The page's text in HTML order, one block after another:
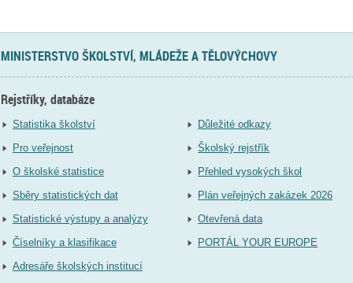
MINISTERSTVO ŠKOLSTVÍ, MLÁDEŽE A TĚLOVÝCHOVY
Rejstříky, databáze
Statistika školství
Pro veřejnost
O školské statistice
Sběry statistických dat
Statistické výstupy a analýzy
Číselníky a klasifikace
Adresáře školských institucí
Důležité odkazy
Školský rejstřík
Přehled vysokých škol
Plán veřejných zakázek 2026
Otevřená data
PORTÁL YOUR EUROPE